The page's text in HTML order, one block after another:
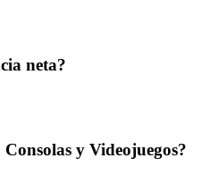
neta?
y Videojuegos?